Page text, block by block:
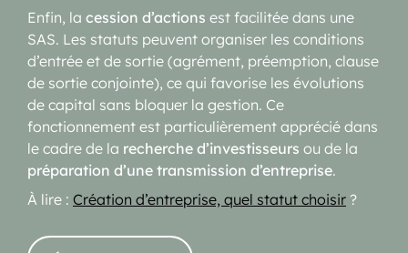
Enfin, la cession d’actions est facilitée dans une
SAS. Les statuts peuvent organiser les conditions
d’entrée et de sortie (agrément, préemption, clause
de sortie conjointe), ce qui favorise les évolutions
de capital sans bloquer la gestion. Ce
fonctionnement est particulièrement apprécié dans
le cadre de la recherche d’investisseurs ou de la
préparation d’une transmission d’entreprise.
À lire : Création d’entreprise, quel statut choisir ?